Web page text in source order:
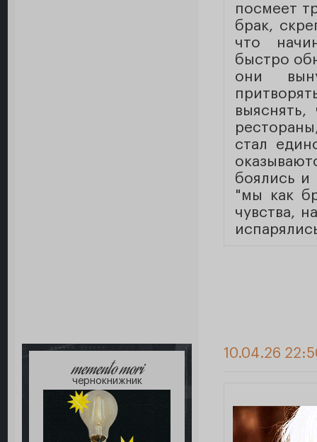
посмеет
брак,
что
быстро
они
стал
боялись и
"мы как
чувства,
memento mori
чернокнижник
10.04.26